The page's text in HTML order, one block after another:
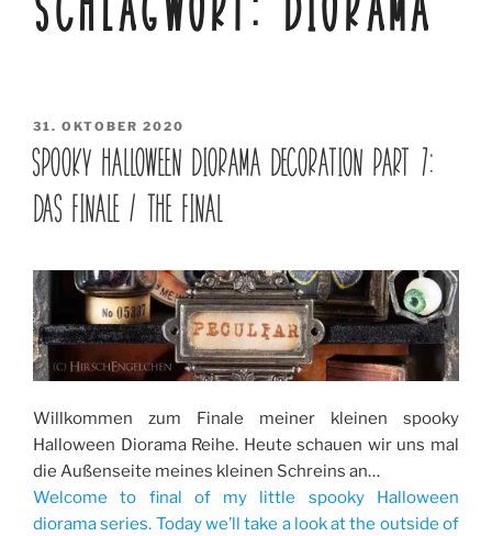
SCHLAGWORT: DIORAMA
VERÖFFENTLICHT
AM
31. OKTOBER 2020
SPOOKY HALLOWEEN DIORAMA DECORATION PART 7:
DAS FINALE / THE FINAL
Willkommen zum Finale meiner kleinen spooky
Halloween Diorama Reihe. Heute schauen wir uns mal
die Außenseite meines kleinen Schreins an…
Welcome to final of my little spooky Halloween
diorama series. Today we’ll take a look at the outside of